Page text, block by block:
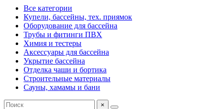
Все категории
Купели, бассейны, тех. приямок
Оборудование для бассейна
Трубы и фитинги ПВХ
Химия и тестеры
Аксессуары для бассейна
Укрытие бассейна
Отделка чаши и бортика
Строительные материалы
Сауны, хамамы и бани
×